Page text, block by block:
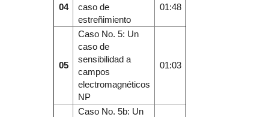
04
caso de
estreñimiento
01:48
05
Caso No. 5: Un
caso de
sensibilidad a
campos
electromagnéticos
NP
01:03
Caso No. 5b: Un